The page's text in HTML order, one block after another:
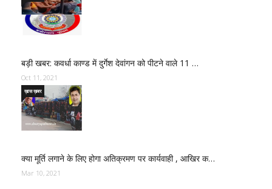
बड़ी खबर: कवर्धा काण्ड में दुर्गेश देवांगन को पीटने वाले 11 …
Oct 11, 2021
क्या मूर्ति लगाने के लिए होगा अतिक्रमण पर कार्यवाही , आखिर क…
ख़ास ख़बर
Mar 10, 2021